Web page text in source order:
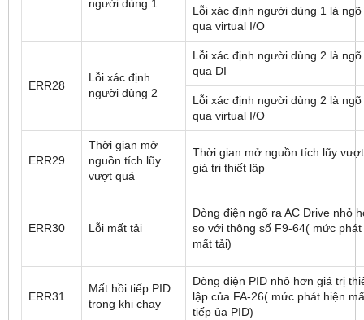
người dùng 1
Lỗi xác định người dùng 1 là ngõ
qua virtual I/O
ERR28
Lỗi xác định
người dùng 2
Lỗi xác định người dùng 2 là ngõ
qua DI
Lỗi xác định người dùng 2 là ngõ
qua virtual I/O
ERR29
Thời gian mở
nguồn tích lũy
vượt quá
Thời gian mở nguồn tích lũy
giá trị thiết lập
ERR30 Lỗi mất tải
Dòng điện ngõ ra AC Drive nhỏ
so với thông số F9-64( mức phát
mất tải)
ERR31
Mất hồi tiếp PID
trong khi chạy
Dòng điện PID nhỏ hơn giá trị
lập của FA-26( mức phát hiện
tiếp ủa PID)